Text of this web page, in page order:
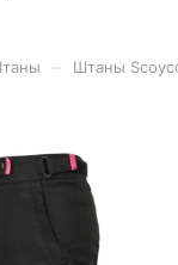
Штаны